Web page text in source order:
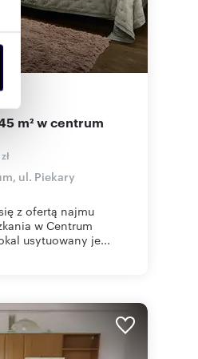
ul. Piekary
z ofertą najmu
w Centrum
usytuowany je...